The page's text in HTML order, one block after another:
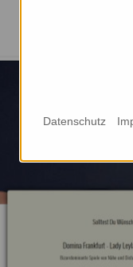
Datenschutz